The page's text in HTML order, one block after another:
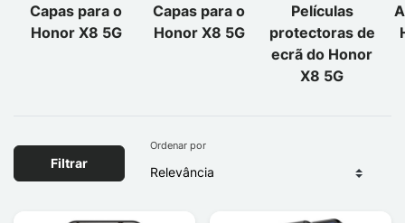
Capas para o
Honor X8 5G
Capas para o
Honor X8 5G
Películas
protectoras de
ecrã do Honor
X8 5G
Filtrar
Ordenar por